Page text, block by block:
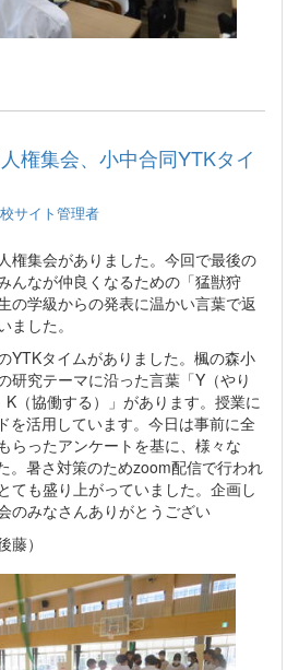
権集会、小中合同YTKタイ
サイト管理者
権集会がありました。今回で最後の
んなが仲良くなるための「猛獣狩
の学級からの発表に温かい言葉で返
ました。
YTKタイムがありました。楓の森小
研究テーマに沿った言葉「Y（やり
（協働する）」があります。授業に
を活用しています。今日は事前に全
らったアンケートを基に、様々な
。暑さ対策のためzoom配信で行われ
ても盛り上がっていました。企画し
のみなさんありがとうござい
）